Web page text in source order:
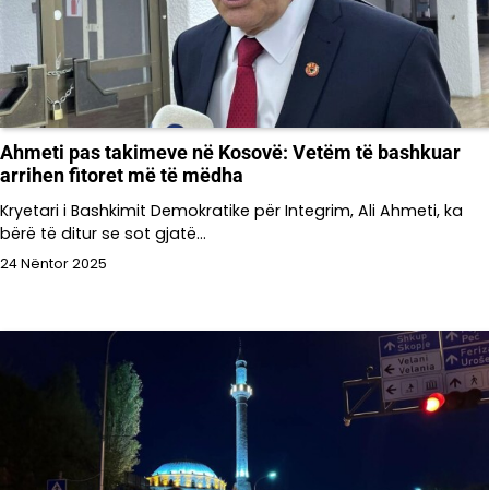
Ahmeti pas takimeve në Kosovë: Vetëm të bashkuar
arrihen fitoret më të mëdha
Kryetari i Bashkimit Demokratike për Integrim, Ali Ahmeti, ka
bërë të ditur se sot gjatë…
24 Nëntor 2025